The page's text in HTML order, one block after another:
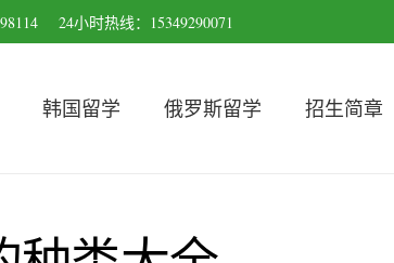
24小时热线：15349290071
韩国留学 俄罗斯留学 招生简章